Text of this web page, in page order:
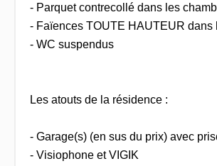
- Parquet contrecollé dans les
- Faïences TOUTE HAUTEUR dans
- WC suspendus
Les atouts de la résidence :
- Garage(s) (en sus du prix) avec
- Visiophone et VIGIK